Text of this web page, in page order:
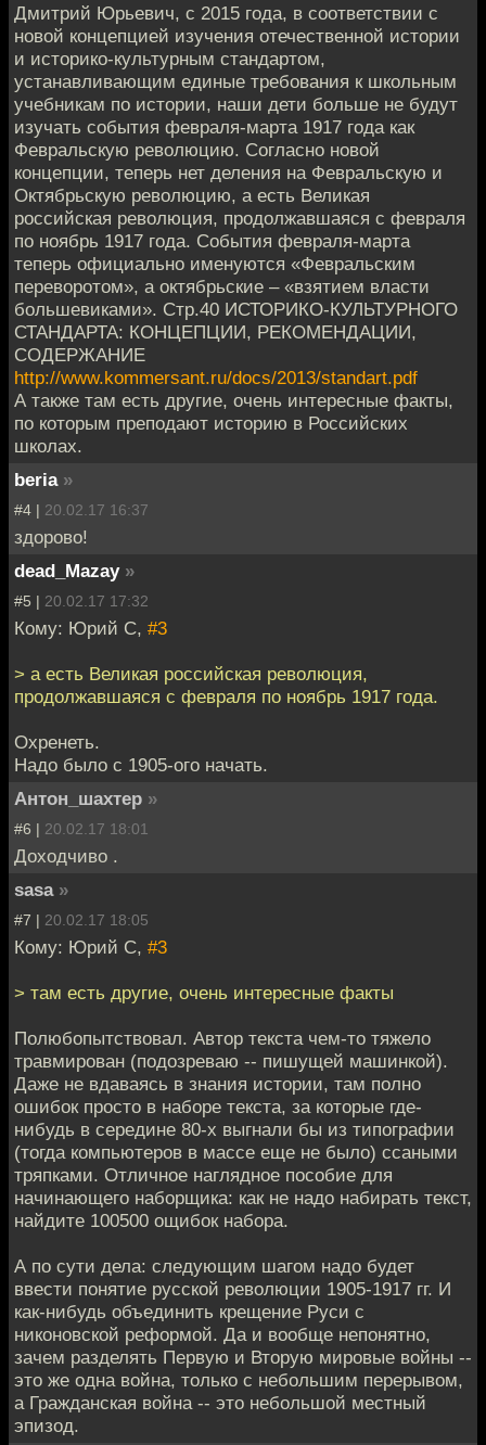
Дмитрий Юрьевич, с 2015 года, в соответствии с
новой концепцией изучения отечественной истории
и историко-культурным стандартом,
устанавливающим единые требования к школьным
учебникам по истории, наши дети больше не будут
изучать события февраля-марта 1917 года как
Февральскую революцию. Согласно новой
концепции, теперь нет деления на Февральскую и
Октябрьскую революцию, а есть Великая
российская революция, продолжавшаяся с февраля
по ноябрь 1917 года. События февраля-марта
теперь официально именуются «Февральским
переворотом», а октябрьские – «взятием власти
большевиками». Стр.40 ИСТОРИКО-КУЛЬТУРНОГО
СТАНДАРТА: КОНЦЕПЦИИ, РЕКОМЕНДАЦИИ,
СОДЕРЖАНИЕ
http://www.kommersant.ru/docs/2013/standart.pdf
А также там есть другие, очень интересные факты,
по которым преподают историю в Российских
школах.
beria »
#4 | 20.02.17 16:37
здорово!
dead_Mazay »
#5 | 20.02.17 17:32
Кому: Юрий С, #3
> а есть Великая российская революция,
продолжавшаяся с февраля по ноябрь 1917 года.
Охренеть.
Надо было с 1905-ого начать.
Антон_шахтер »
#6 | 20.02.17 18:01
Доходчиво .
sasa »
#7 | 20.02.17 18:05
Кому: Юрий С, #3
> там есть другие, очень интересные факты
Полюбопытствовал. Автор текста чем-то тяжело
травмирован (подозреваю -- пишущей машинкой).
Даже не вдаваясь в знания истории, там полно
ошибок просто в наборе текста, за которые где-
нибудь в середине 80-х выгнали бы из типографии
(тогда компьютеров в массе еще не было) ссаными
тряпками. Отличное наглядное пособие для
начинающего наборщика: как не надо набирать текст,
найдите 100500 ощибок набора.
А по сути дела: следующим шагом надо будет
ввести понятие русской революции 1905-1917 гг. И
как-нибудь объединить крещение Руси с
никоновской реформой. Да и вообще непонятно,
зачем разделять Первую и Вторую мировые войны --
это же одна война, только с небольшим перерывом,
а Гражданская война -- это небольшой местный
эпизод.